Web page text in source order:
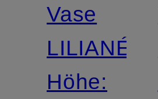
Vase
LILIANÉ
Höhe: